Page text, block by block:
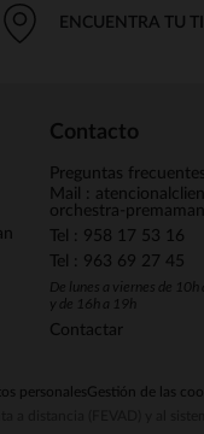
ENCUENTRA TU
Contacto
Preguntas frecuentes
Mail :
orchestra-
Tel : 958 17 53 16
Tel : 963 69 27 45
De lunes a viernes de 10h
y de 16h a 19h
Contactar
personalesGestión de las